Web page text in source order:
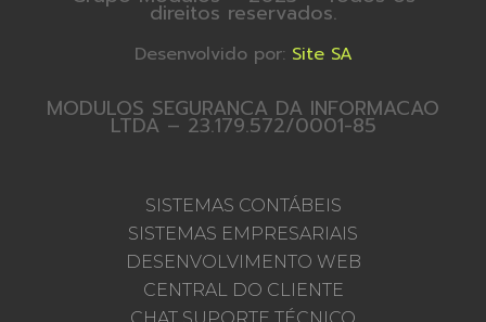
direitos reservados.
Desenvolvido por: Site SA
MODULOS SEGURANCA DA INFORMACAO
LTDA – 23.179.572/0001-85
SISTEMAS CONTÁBEIS
SISTEMAS EMPRESARIAIS
DESENVOLVIMENTO WEB
CENTRAL DO CLIENTE